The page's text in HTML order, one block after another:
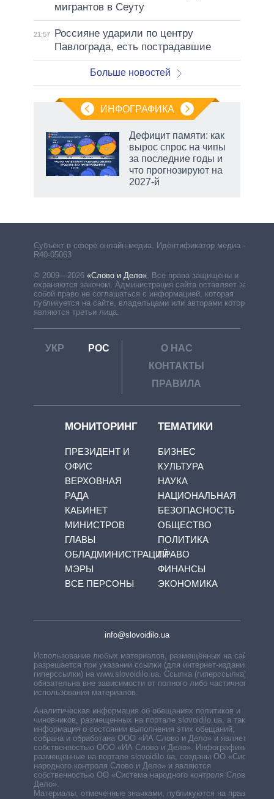
мигрантов в Сеуту
21:57
Россияне ударили по центру
Павлограда, есть пострадавшие
Больше новостей
ИНФОГРАФИКА
Дефицит памяти: как
вырос спрос на чипы
за последние годы и
что прогнозируют на
2027-й
Субъект в сфере онлайн-медиа. Идентификатор медиа –
R40-05063
© 2009—2026 «Слово и Дело»
Все права защищены и
охраняются законом. Администрация сайта оставляет за
собой право не соглашаться с информацией, которая
публикуется на сайте, владельцами или авторами которой
являются третьи лица.
УКР РОС
О НАС
КОНТАКТЫ
ПРАВИЛА
МОНИТОРИНГ
ПРЕЗИДЕНТ И
ОФИС
ВЕРХОВНАЯ
РАДА
КАБИНЕТ
МИНИСТРОВ
ГЛАВЫ
ОБЛАДМИНИСТРАЦИЙ
МЭРЫ
ВСЕ ПЕРСОНЫ
ТЕМАТИКИ
БИЗНЕС
КУЛЬТУРА
НАУКА
НАЦИОНАЛЬНАЯ
БЕЗОПАСНОСТЬ
ОБЩЕСТВО
ПОЛИТИКА
ПРАВО
ФИНАНСЫ
ЭКОНОМИКА
info@slovoidilo.ua
Использование любых материалов, размещённых на сайте,
разрешается при указании ссылки (для интернет-изданий —
гиперссылки) на www.slovoidilo.ua. Ссылка (гиперссылка)
обязательна вне зависимости от полного либо частичного
использования материалов.
Аналитическая информация об обещаниях политиков и
чиновников, размещенных на портале slovoidilo.ua, а также
информация о состоянии выполнения этих обещаний,
собрана и обработана ООО «ИА Слово и Дело» и является
собственностью ООО «ИА Слово и Дело». Инфографики,
размещенные на портале slovoidilo.ua, созданы ОО «Система
народного контроля Слово и Дело» и являются
собственностью ОО «Система народного контроля Слово и
Дело».
Материалы, отмеченные значками, публикуются на правах